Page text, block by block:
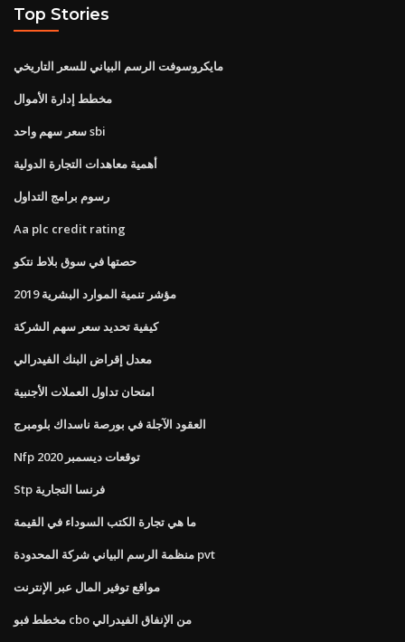
Top Stories
مايكروسوفت الرسم البياني للسعر التاريخي
مخطط إدارة الأموال
سعر سهم واحد sbi
أهمية معاهدات التجارة الدولية
رسوم برامج التداول
Aa plc credit rating
حصتها في سوق بلاط نتكو
مؤشر تنمية الموارد البشرية 2019
كيفية تحديد سعر سهم الشركة
معدل إقراض البنك الفيدرالي
امتحان تداول العملات الأجنبية
العقود الآجلة في بورصة ناسداك بلومبرج
Nfp توقعات ديسمبر 2020
Stp فرنسا التجارية
ما هي تجارة الكتب السوداء في القيمة
منظمة الرسم البياني شركة المحدودة pvt
مواقع توفير المال عبر الإنترنت
مخطط فبو cbo من الإنفاق الفيدرالي